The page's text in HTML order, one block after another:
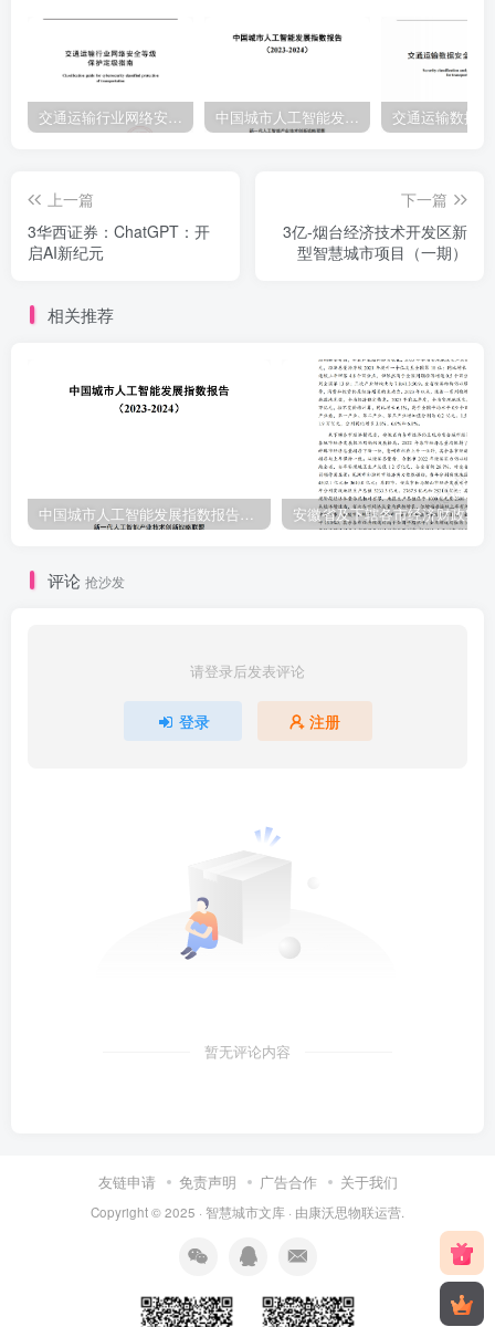
上一篇
3华西证券：ChatGPT：开
启AI新纪元
下一篇
3亿-烟台经济技术开发区新
型智慧城市项目（一期）
相关推荐
评论 抢沙发
请登录后发表评论
登录 注册
暂无评论内容
友链申请 免责声明 广告合作 关于我们
Copyright © 2025 · 智慧城市文库 · 由康沃思物联运营.